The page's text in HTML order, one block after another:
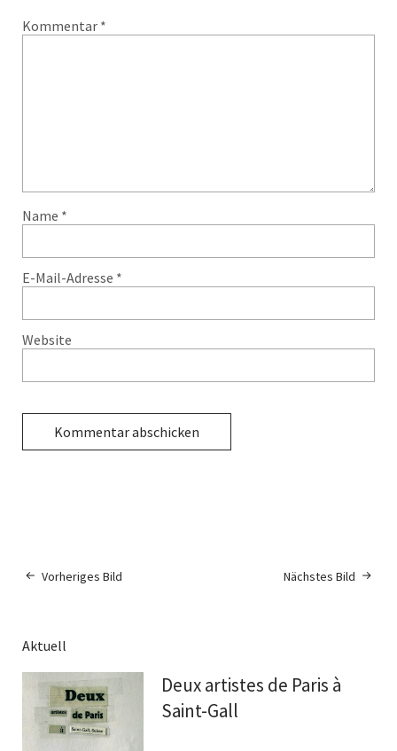
Kommentar *
Name *
E-Mail-Adresse *
Website
Nächstes Bild
Vorheriges Bild
Aktuell
Deux artistes de Paris à
Saint-Gall